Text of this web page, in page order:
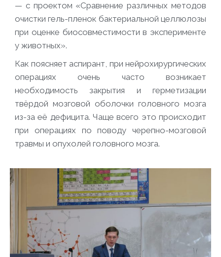
— с проектом «Сравнение различных методов
очистки гель-пленок бактериальной целлюлозы
при оценке биосовместимости в эксперименте
у животных».
Как поясняет аспирант, при нейрохирургических
операциях очень часто возникает
необходимость закрытия и герметизации
твёрдой мозговой оболочки головного мозга
из-за её дефицита. Чаще всего это происходит
при операциях по поводу черепно-мозговой
травмы и опухолей головного мозга.